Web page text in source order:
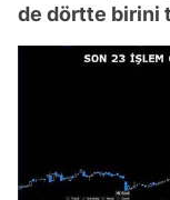
de dörtte birini